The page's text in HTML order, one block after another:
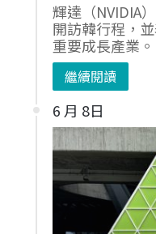
輝達（NVIDIA
開訪韓行程，
重要成長產業。
繼續閱讀
6 月 8日